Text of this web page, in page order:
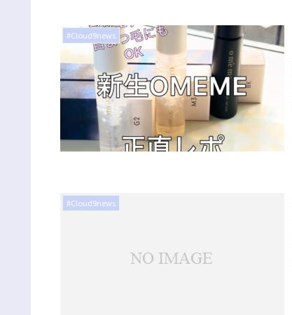
#Cloud9news
#Cloud9news